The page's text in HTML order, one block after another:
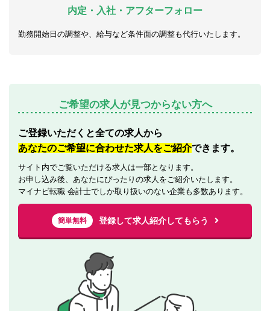
内定・入社・アフターフォロー
勤務開始日の調整や、給与など条件面の調整も代行いたします。
ご希望の求人が見つからない方へ
ご登録いただくと全ての求人から
あなたのご希望に合わせた求人をご紹介できます。
サイト内でご覧いただける求人は一部となります。
お申し込み後、あなたにぴったりの求人をご紹介いたします。
マイナビ転職 会計士でしか取り扱いのない企業も多数あります。
簡単無料 登録して求人紹介してもらう